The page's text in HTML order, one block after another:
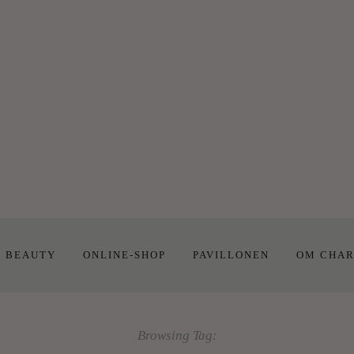
BEAUTY ONLINE-SHOP PAVILLONEN OM
Browsing Tag: